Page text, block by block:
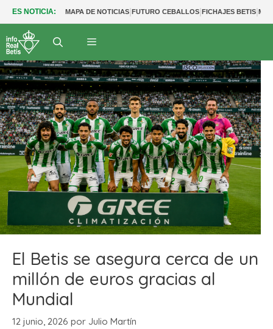
ES NOTICIA: MAPA DE NOTICIAS|FUTURO CEBALLOS|FICHAJES BETIS|
El Betis se asegura cerca de un
millón de euros gracias al
Mundial
12 junio, 2026 por Julio Martín